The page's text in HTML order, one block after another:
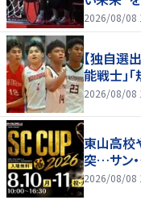
2026/08/08
【独自選
能戦士」
2026/08/08
東山高校
突…サン
2026/08/08